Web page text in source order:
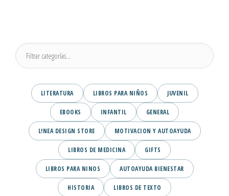
LITERATURA LIBROS PARA NIÑOS JUVENIL
EBOOKS INFANTIL GENERAL
L!NEA DESIGN STORE MOTIVACION Y AUTOAYUDA
LIBROS DE MEDICINA GIFTS
LIBROS PARA NINOS AUTOAYUDA BIENESTAR
HISTORIA LIBROS DE TEXTO